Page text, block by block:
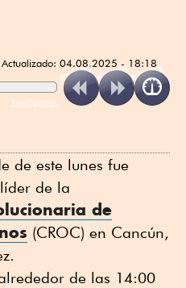
Actualizado: 04.08.2025 - 18:18
ReadSpeaker
de este lunes fue
de la
de
(CROC) en Cancún,
de las 14:00